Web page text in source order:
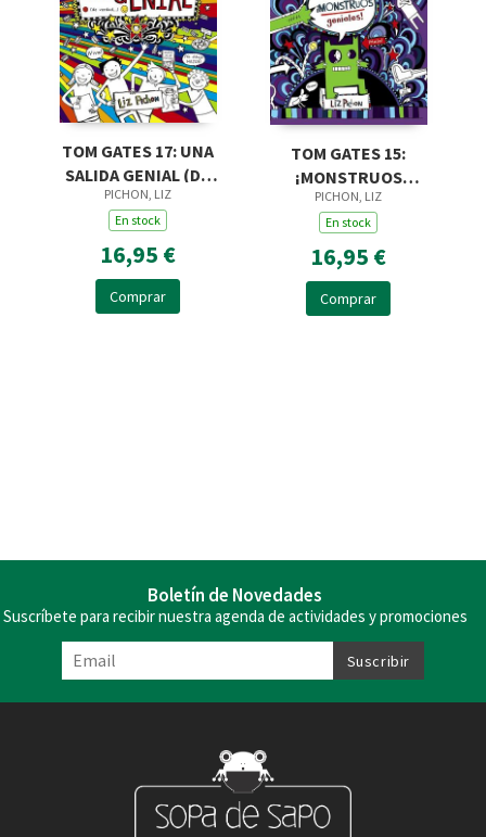
TOM GATES 17: UNA
SALIDA GENIAL (DE
VERDAD...)
PICHON, LIZ
En stock
16,95 €
Comprar
TOM GATES 15:
¡MONSTRUOS
GENIALES!
PICHON, LIZ
En stock
16,95 €
Comprar
Boletín de Novedades
Suscríbete para recibir nuestra agenda de actividades y promociones